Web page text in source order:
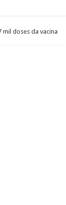
mil doses da vacina